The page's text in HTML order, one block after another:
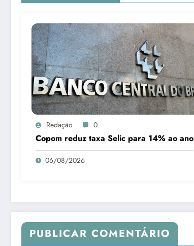
Redação 0
Copom reduz taxa Selic para 14% ao ano
06/08/2026
PUBLICAR COMENTÁRIO